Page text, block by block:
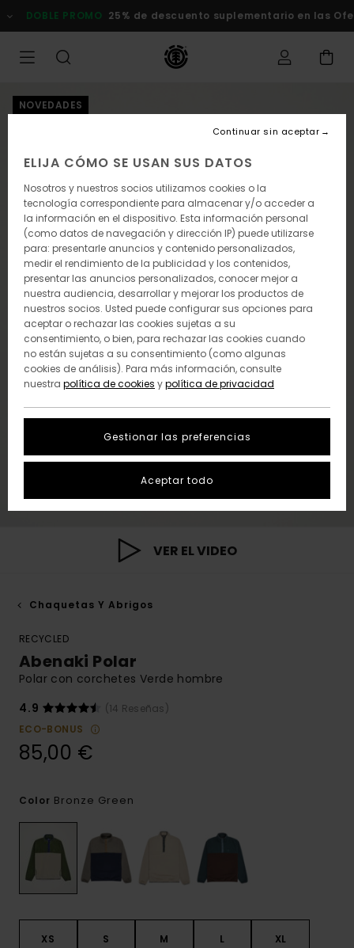
la
DOBLE PROMO 25% de descuento suplementario en las
NOVEDADES
VER EL VIDEO
Chaquetas Y Abrigos
RECYCLED
Abenaki Polar
Polar con corchetes Verde hombre
4.9
(14 Reseñas)
ECO-BONUS
85,00 €
Color Bronze Green
XS S M L XL
ELIJA CÓMO SE USAN SUS DATOS
Nosotros y nuestros socios utilizamos cookies o la
tecnología correspondiente para almacenar y/o acceder a
la información en el dispositivo. Esta información personal
(como datos de navegación y dirección IP) puede utilizarse
para: presentarle anuncios y contenido personalizados,
medir el rendimiento de la publicidad y los contenidos,
presentar las anuncios personalizados, conocer mejor a
nuestra audiencia, desarrollar y mejorar los productos de
nuestros socios. Usted puede configurar sus opciones para
aceptar o rechazar las cookies sujetas a su
consentimiento, o bien, para rechazar las cookies cuando
no están sujetas a su consentimiento (como algunas
cookies de análisis). Para más información, consulte
nuestra política de cookies ypolítica de privacidad
Gestionar las preferencias
Continuar sin aceptar
Aceptar todo